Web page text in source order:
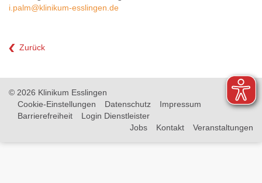
i.palm@klinikum-esslingen.de
Zurück
© 2026 Klinikum Esslingen
Cookie-Einstellungen
Datenschutz
Impressum
Barrierefreiheit
Login Dienstleister
Jobs
Kontakt Veranstaltungen